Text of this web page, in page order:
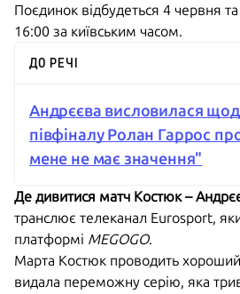
Поєдинок відбудеться 4 червня
16:00 за київським часом.
ДО РЕЧІ
Андрєєва висловилася
півфіналу Ролан Гаррос
мене не має значення"
Де дивитися матч Костюк –
транслює телеканал Eurosport,
платформі MEGOGO.
Марта Костюк проводить хороший
видала переможну серію, яка